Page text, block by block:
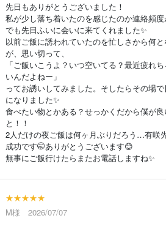
先日もありがとうございました！
私が少し落ち着いたのを感じたのか連絡頻
でも先日ふいに会いに来てくれました✨
以前ご飯に誘われていたのを忙しさから何
が、思い切って、
「ご飯いこうよ？いつ空いてる？最近疲れ
いんだよねー」
ってお誘いしてみました。そしたらその場
になりました✨
食べたい物とかある？せっかくだから僕が良
と！！
2人だけの夜ご飯は何ヶ月ぶりだろう…有咲
成功です🤭ありがとうございます😊
無事にご飯行けたらまたお電話しますね✨
★★★★★
M様 2026/07/07